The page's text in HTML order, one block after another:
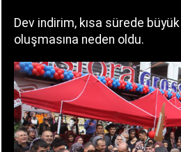
Dev indirim, kısa sürede büyük
oluşmasına neden oldu.